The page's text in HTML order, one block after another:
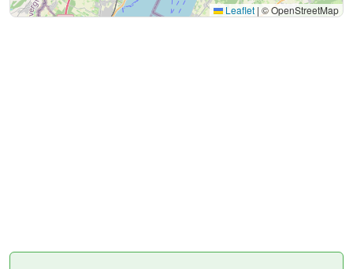
Leaflet | © OpenStreetMap